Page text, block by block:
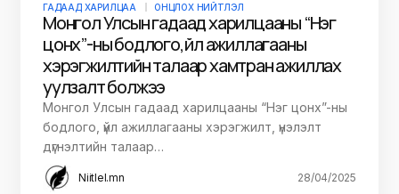
ГАДААД ХАРИЛЦАА ОНЦЛОХ НИЙТЛЭЛ
Монгол Улсын гадаад харилцааны “Нэг
цонх”-ны бодлого, үйл ажиллагааны
хэрэгжилтийн талаар хамтран ажиллах
уулзалт болжээ
Монгол Улсын гадаад харилцааны “Нэг цонх”-ны
бодлого, үйл ажиллагааны хэрэгжилт, үнэлэлт
дүгнэлтийн талаар…
Niitlel.mn 28/04/2025